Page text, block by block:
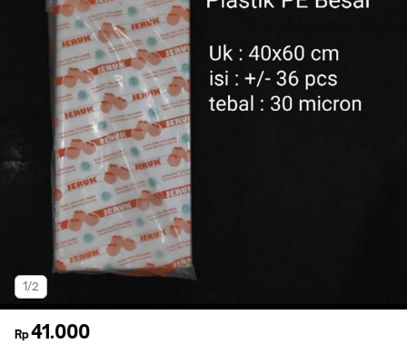
1/2
Rp41.000